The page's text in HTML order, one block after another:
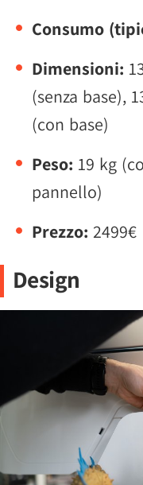
Consumo
Dimensioni:
(senza base),
(con base)
Peso: 19 kg
pannello)
Prezzo: 2499€
Design